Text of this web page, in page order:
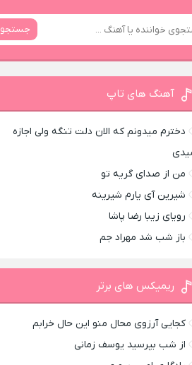
جستجو
آهنگ های تاپ
دخترم میدونم که الان دلت تنگه ولی اجازه
من از صدای گريه تو
شیرین آی یارم شیرینه
رویای زیبا رضا پاشا
باز شب شد مهراد جم
ریمیکس های برتر
کجایی آرزوی محال منو این حال خرابم
از شب بپرسید یوسف زمانی